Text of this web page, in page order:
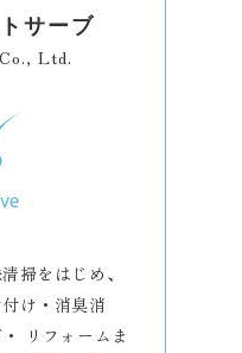
サーブ
Ltd.
掃をはじめ、
け・消臭消
リフォームま